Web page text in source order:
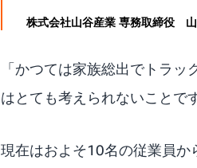
株式会社山谷産業 専務取締役
「かつては家族総出でトラ
はとても考えられないことで
現在はおよそ10名の従業員か